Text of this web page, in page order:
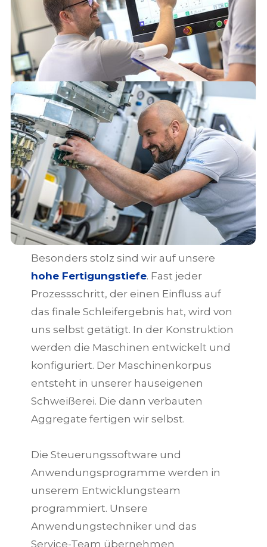
Besonders stolz sind wir auf unsere
hohe Fertigungstiefe. Fast jeder
Prozessschritt, der einen Einfluss auf
das finale Schleifergebnis hat, wird von
uns selbst getätigt. In der Konstruktion
werden die Maschinen entwickelt und
konfiguriert. Der Maschinenkorpus
entsteht in unserer hauseigenen
Schweißerei. Die dann verbauten
Aggregate fertigen wir selbst.
Die Steuerungssoftware und
Anwendungsprogramme werden in
unserem Entwicklungsteam
programmiert. Unsere
Anwendungstechniker und das
Service-Team übernehmen